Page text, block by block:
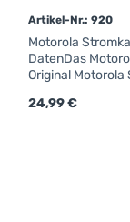
Artikel-Nr.: 920
Motorola
DatenDas
Original Motorola
zertifiziertes
Regulärer Preis:
24,99 €